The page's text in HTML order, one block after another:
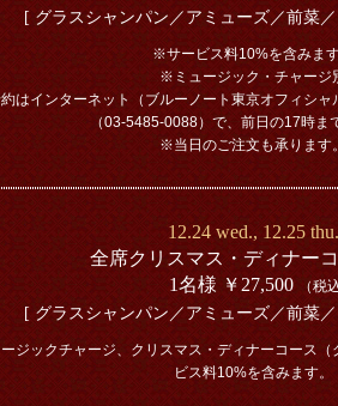
[ グラスシャンパン／アミューズ／前菜
※サービス料10%を含みま
※ミュージック・チャージ
はインターネット（ブルーノート東京オフィシャ
（03-5485-0088）で、前日の17時ま
※当日のご注文も承ります
12.24 wed., 12.25 thu.
全席クリスマス・ディナー
1名様 ￥27,500
（税
[ グラスシャンパン／アミューズ／前菜
ジックチャージ、クリスマス・ディナーコース（
ビス料10%を含みます。